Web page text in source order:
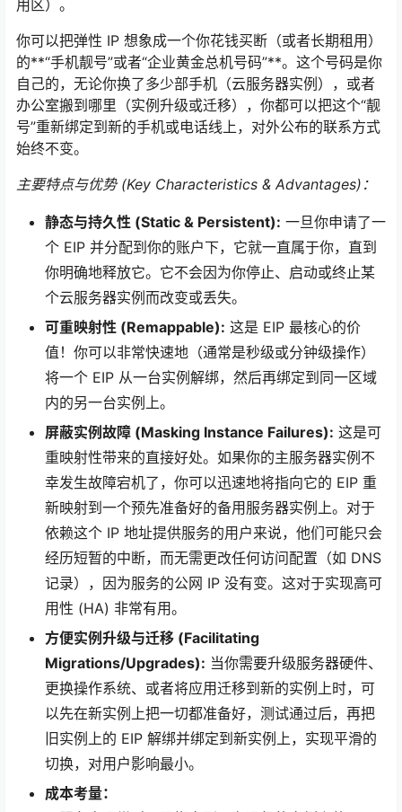
用区）。
你可以把弹性 IP 想象成一个你花钱买断（或者长期租用）
的**“手机靓号”或者“企业黄金总机号码”**。这个号码是你
自己的，无论你换了多少部手机（云服务器实例），或者
办公室搬到哪里（实例升级或迁移），你都可以把这个“靓
号”重新绑定到新的手机或电话线上，对外公布的联系方式
始终不变。
主要特点与优势 (Key Characteristics & Advantages)：
静态与持久性 (Static & Persistent): 一旦你申请了一
个 EIP 并分配到你的账户下，它就一直属于你，直到
你明确地释放它。它不会因为你停止、启动或终止某
个云服务器实例而改变或丢失。
可重映射性 (Remappable): 这是 EIP 最核心的价
值！你可以非常快速地（通常是秒级或分钟级操作）
将一个 EIP 从一台实例解绑，然后再绑定到同一区域
内的另一台实例上。
屏蔽实例故障 (Masking Instance Failures): 这是可
重映射性带来的直接好处。如果你的主服务器实例不
幸发生故障宕机了，你可以迅速地将指向它的 EIP 重
新映射到一个预先准备好的备用服务器实例上。对于
依赖这个 IP 地址提供服务的用户来说，他们可能只会
经历短暂的中断，而无需更改任何访问配置（如 DNS
记录），因为服务的公网 IP 没有变。这对于实现高可
用性 (HA) 非常有用。
方便实例升级与迁移 (Facilitating
Migrations/Upgrades): 当你需要升级服务器硬件、
更换操作系统、或者将应用迁移到新的实例上时，可
以先在新实例上把一切都准备好，测试通过后，再把
旧实例上的 EIP 解绑并绑定到新实例上，实现平滑的
切换，对用户影响最小。
成本考量：